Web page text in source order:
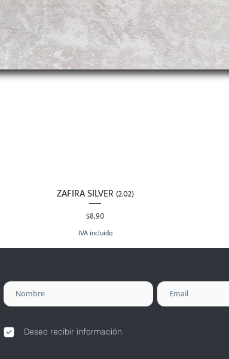
Vista rápida
ZAFIRA SILVER (2.02)
Precio
$8,90
IVA incluido
Deseo recibir información